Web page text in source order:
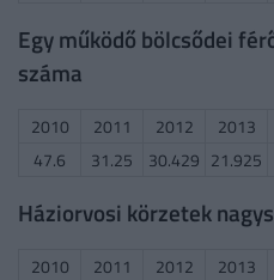
Egy működő bölcsődei
száma
2010 2011 2012 2013
47.6
31.25 30.429 21.925
Háziorvosi körzetek
2010 2011 2012 2013